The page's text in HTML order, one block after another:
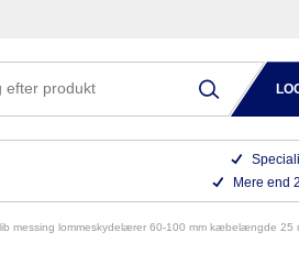
Mere end
mib messing lommeskydelærer 60-100 mm kæbelængde 25